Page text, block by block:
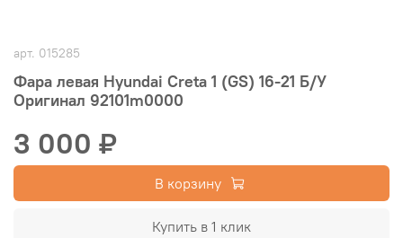
арт. 015285
Фара левая Hyundai Creta 1 (GS) 16-21 Б/У
Оригинал 92101m0000
3 000 ₽
В корзину
Купить в 1 клик